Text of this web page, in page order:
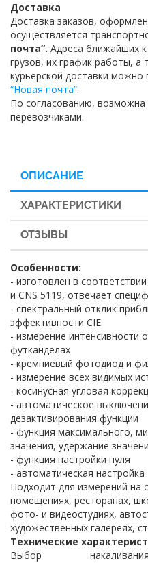
Доставка
Доставка заказов,
осуществляется
почта”. Адреса ближайших
грузов, их график работы, а
курьерской доставки можно
“Новая почта”.
По согласованию, возможна
перевозчиками.
ОПИСАНИЕ
ХАРАКТЕРИСТИКИ
ОТЗЫВЫ
Особенности:
- изготовлен в
и CNS 5119, отвечает
- спектральный отклик
эффективности CIE
- измерение интенсивности
футканделах
- кремниевый фотодиод и
- измерение всех видимых
- косинусная угловая
- автоматическое
дезактивирования функции
- функция максимального,
значения, удержание
- функция настройки нуля
- автоматическая настройка
Подходит для измерений на
помещениях, ресторанах,
фото- и видеостудиях,
художественных галереях,
Технические
Выбор